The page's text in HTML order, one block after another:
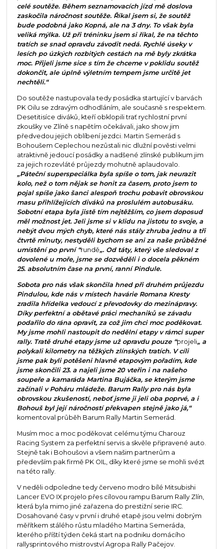
celé soutěže. Během seznamovacích jízd mě doslova
zaskočila náročnost soutěže. Říkal jsem si, že soutěž
bude podobná jako Kopná, ale na 3 dny. To však byla
veliká mýlka. Už při tréninku jsem si říkal, že na těchto
tratích se snad opravdu závodit nedá. Rychlé úseky v
lesích po úzkých rozbitých cestách na mě byly zkrátka
moc. Přijeli jsme sice s tím že chceme v poklidu soutěž
dokončit, ale úplně výletním tempem jsme určitě jet
nechtěli.“
Do soutěže nastupovala tedy posádka startující v barvách
PK Oilu se zdravým odhodláním, ale současně s respektem.
Desetitisíce diváků, kteří obklopili trať rychlostní první
zkoušky ve Zlíně s napětím očekávali, jako show jim
předvedou jejich oblíbení jezdci. Martin Semerád s
Bohoušem Ceplechou nezůstali nic dlužní pověsti velmi
atraktivně jedoucí posádky a nadšené zlínské publikum jim
za jejich rozevláté průjezdy mohutně aplaudovalo.
„Páteční superspeciálka byla spíše o tom, jak neurazit
kolo, než o tom nějak se honit za časem, proto jsem to
pojal spíše jako šanci alespoň trochu pobavit obrovskou
masu přihlížejících diváků na proslulém autobusáku.
Sobotní etapa byla jistě tím nejtěžším, co jsem doposud
měl možnost jet. Jeli jsme si v klidu na jistotu to svoje, a
nebýt dvou mých chyb, které nás stály zhruba jednu a tři
čtvrtě minuty, nestyděli bychom se ani za naše průběžné
umístění po první “rundě„. Od táty, který vše sledoval z
dovolené u moře, jsme se dozvěděli i o docela pěkném
25. absolutním čase na první, ranní Pindule.
Sobota pro nás však skončila hned při druhém průjezdu
Pindulou, kde nás v místech havárie Romana Kresty
zradila hřídelka vedoucí z převodovky do mezinápravy.
Díky perfektní a obětavé práci mechaniků se závadu
podařilo do rána opravit, za což jim chci moc poděkovat.
My jsme mohli nastoupit do nedělní etapy v rámci super
rally. Tratě druhé etapy jsme už opravdu pouze “projeli„ a
polykali kilometry na těžkých zlínských tratích. V cíli
jsme pak byli potěšeni hlavně etapovým pořadím, kde
jsme skončili 23. a najeli jsme 20 vteřin i na našeho
soupeře a kamaráda Martina Bujáčka, se kterým jsme
začínali v Poháru mládeže. Barum Rally pro nás byla
obrovskou zkušeností, neboť jsme ji jeli oba poprvé, a i
Bohouš byl její náročností překvapen stejně jako já,“
komentoval průběh Barum Rally Martin Semerád.
Musím moc a moc poděkovat celému týmu Charouz
Racing System za perfektní servis a skvěle připravené auto.
Stejně tak i Bohoušovi a všem našim partnerům a
především pak firmě PK OIL, díky které jsme se mohli svézt
na této rally.
V neděli odpoledne tedy červeno modro bílé Mitsubishi
Lancer EVO IX projelo přes cílovou rampu Barum Rally Zlín,
která byla mimo jiné zařazena do prestižní serie IRC.
Dosahované časy v první i druhé etapě jsou velmi dobrým
měřítkem stálého růstu mladého Martina Semeráda,
kterého příští týden čeká start na podniku domácího
rallysprintového mistrovství Agropa Rally Pačejov.